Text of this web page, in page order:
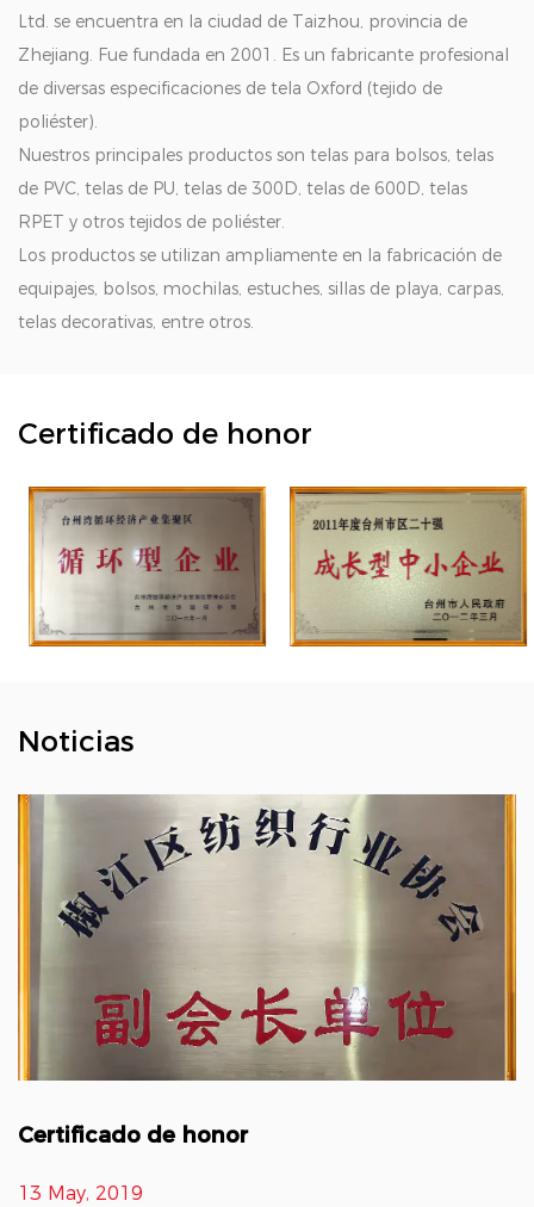
Ltd. se encuentra en la ciudad de Taizhou, provincia de
Zhejiang. Fue fundada en 2001. Es un fabricante profesional
de diversas especificaciones de tela Oxford (tejido de
poliéster).
Nuestros principales productos son telas para bolsos, telas
de PVC, telas de PU, telas de 300D, telas de 600D, telas
RPET y otros tejidos de poliéster.
Los productos se utilizan ampliamente en la fabricación de
equipajes, bolsos, mochilas, estuches, sillas de playa, carpas,
telas decorativas, entre otros.
Certificado de honor
Noticias
Certificado de honor
13 May, 2019